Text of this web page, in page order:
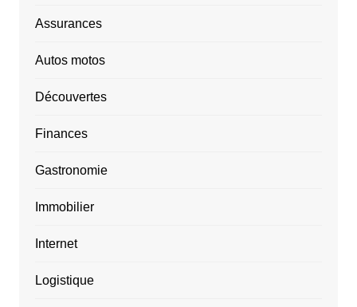
Assurances
Autos motos
Découvertes
Finances
Gastronomie
Immobilier
Internet
Logistique